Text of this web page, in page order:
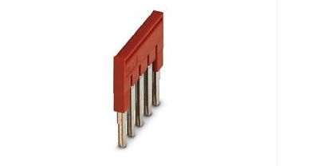
Сравнение
наличии
В